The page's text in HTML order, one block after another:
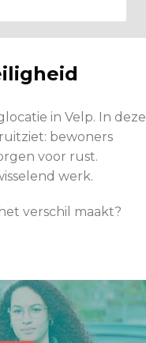
in Velp. In deze
bewoners
voor rust.
werk.
verschil maakt?